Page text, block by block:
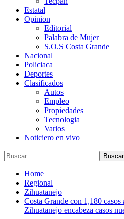
Estatal
Opinion
Editorial
Palabra de Mujer
S.O.S Costa Grande
Nacional
Policiaca
Deportes
Clasificados
Autos
Empleo
Propiedades
Tecnologia
Varios
Noticiero en vivo
Buscar:
Home
Regional
Zihuatanejo
Costa Grande con 1,180
Zihuatanejo encabeza casos